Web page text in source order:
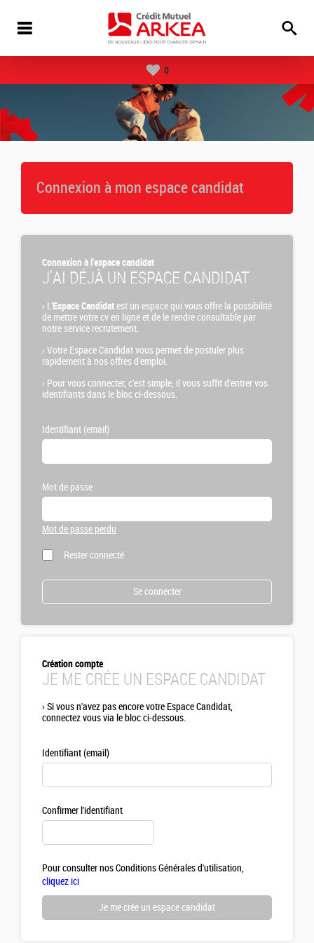
0
Connexion à mon espace candidat
J'AI DÉJÀ UN ESPACE CANDIDAT
› L'Espace Candidatest un espace qui vous offre la possibilité
de mettre votre cv en ligne et de le rendre consultable par
notre service recrutement.
› Votre Espace Candidat vous permet de postuler plus
rapidement à nos offres d'emploi.
› Pour vous connecter, c'est simple, il vous suffit d'entrer vos
identifiants dans le bloc ci-dessous.
Connexion à l'espace candidat
Identifiant (email)
Mot de passe
Rester connecté
Mot de passe perdu
JE ME CRÉE UN ESPACE CANDIDAT
› Si vous n'avez pas encore votre Espace Candidat,
connectez vous via le bloc ci-dessous.
Création compte
Identifiant (email)
Confirmer l'identifiant
Pour consulter nos Conditions Générales d'utilisation,
cliquez ici